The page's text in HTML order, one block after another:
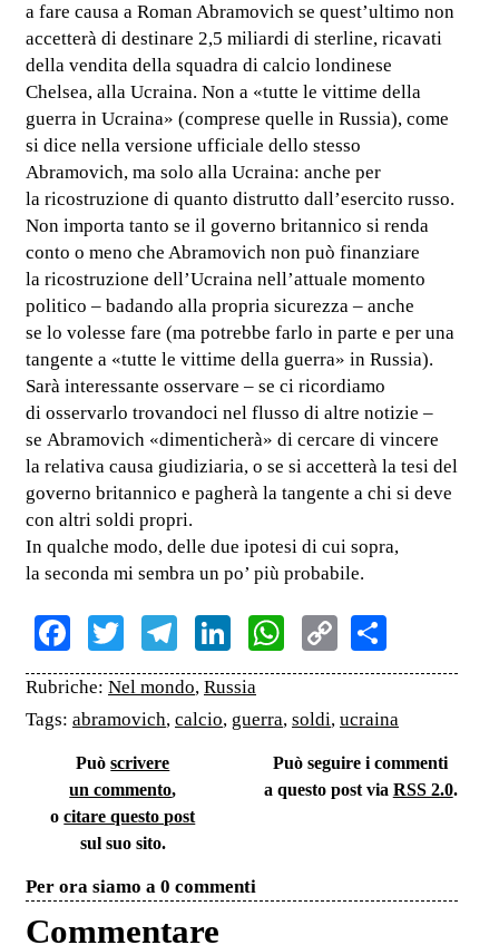
a fare causa a Roman Abramovich se quest’ultimo non
accetterà di destinare 2,5 miliardi di sterline, ricavati
della vendita della squadra di calcio londinese
Chelsea, alla Ucraina. Non a «tutte le vittime della
guerra in Ucraina» (comprese quelle in Russia), come
si dice nella versione ufficiale dello stesso
Abramovich, ma solo alla Ucraina: anche per
la ricostruzione di quanto distrutto dall’esercito russo.
Non importa tanto se il governo britannico si renda
conto o meno che Abramovich non può finanziare
la ricostruzione dell’Ucraina nell’attuale momento
politico – badando alla propria sicurezza – anche
se lo volesse fare (ma potrebbe farlo in parte e per una
tangente a «tutte le vittime della guerra» in Russia).
Sarà interessante osservare – se ci ricordiamo
di osservarlo trovandoci nel flusso di altre notizie –
se Abramovich «dimenticherà» di cercare di vincere
la relativa causa giudiziaria, o se si accetterà la tesi del
governo britannico e pagherà la tangente a chi si deve
con altri soldi propri.
In qualche modo, delle due ipotesi di cui sopra,
la seconda mi sembra un po’ più probabile.
Facebook
TwitterTelegram
LinkedInWhatsApp
Copy
Link
Rubriche: Nel mondo, Russia
Tags: abramovich, calcio, guerra, soldi, ucraina
Puòscrivere
un commento,
ocitare questo post
sul suo sito.
Può seguire i commenti
a questo post via RSS 2.0.
Per ora siamo a 0 commenti
Commentare